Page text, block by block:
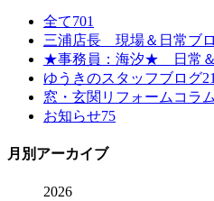
全て701
三浦店長 現場＆日常ブ
★事務員：海汐★ 日常
ゆうきのスタッフブログ21
窓・玄関リフォームコラム
お知らせ75
月別アーカイブ
2026